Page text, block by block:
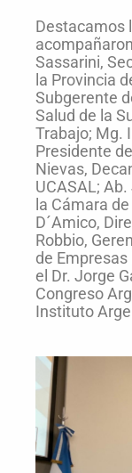
Destacamos
Sassarini,
la Provincia
Subgerente
Salud de la
Trabajo; Mg.
Presidente
Nievas,
UCASAL;
la Cámara
D´Amico,
Robbio,
de
el Dr. Jorge
Congreso
Instituto